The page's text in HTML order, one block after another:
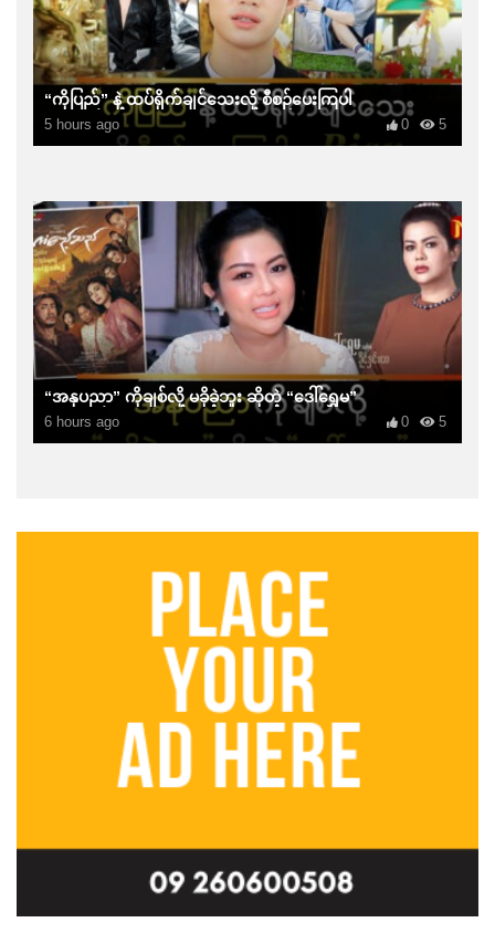
“ကိုပြည်” နဲ့ ထပ်ရိုက်ချင်သေးလို့ စီစဉ်ပေးကြပါ
5 hours ago 5
0
“အနုပညာ” ကိုချစ်လို့ မခိုခဲ့ဘူး ဆိုတဲ့ “ဒေါ်ရွှေမ”
6 hours ago 5
0